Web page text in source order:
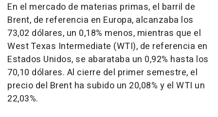
En el mercado de materias primas, el barril de
Brent, de referencia en Europa, alcanzaba los
73,02 dólares, un 0,18% menos, mientras que el
West Texas Intermediate (WTI), de referencia en
Estados Unidos, se abarataba un 0,92% hasta los
70,10 dólares. Al cierre del primer semestre, el
precio del Brent ha subido un 20,08% y el WTI un
22,03%.